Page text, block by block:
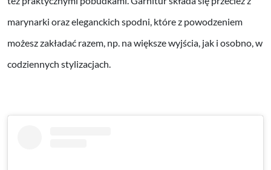
marynarki oraz eleganckich spodni, które z powodzeniem
możesz zakładać razem, np. na większe wyjścia, jak i osobno, w
codziennych stylizacjach.